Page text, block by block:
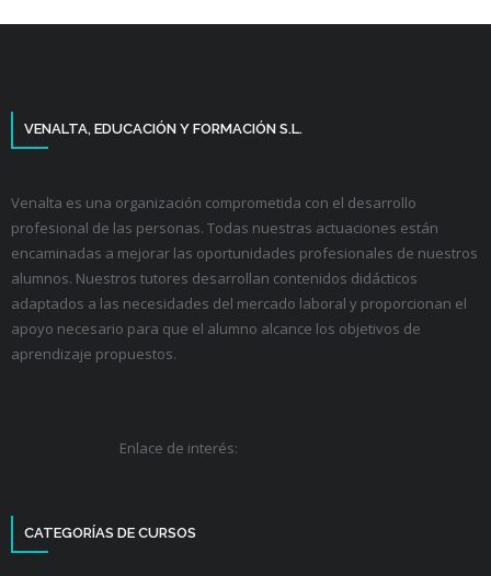
VENALTA, EDUCACIÓN Y FORMACIÓN S.L.
Venalta es una organización comprometida con el desarrollo
profesional de las personas. Todas nuestras actuaciones están
encaminadas a mejorar las oportunidades profesionales de nuestros
alumnos. Nuestros tutores desarrollan contenidos didácticos
adaptados a las necesidades del mercado laboral y proporcionan el
apoyo necesario para que el alumno alcance los objetivos de
aprendizaje propuestos.
Enlace de interés:
CATEGORÍAS DE CURSOS